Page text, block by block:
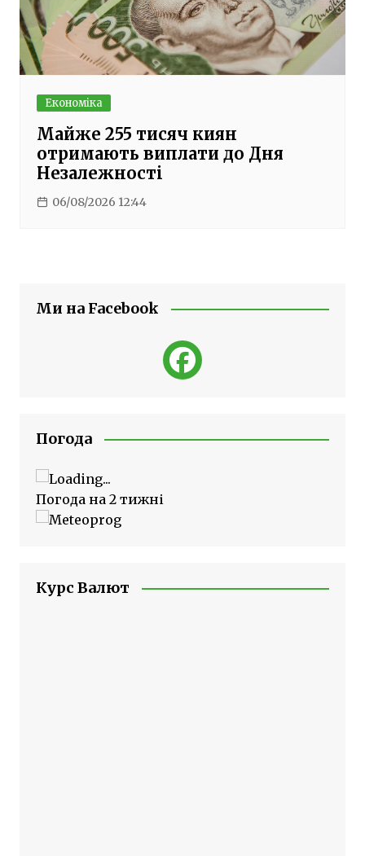
Економіка
Майже 255 тисяч киян
отримають виплати до Дня
Незалежності
06/08/2026 12:44
Ми на Facebook
Погода
Погода на 2 тижні
Курс Валют